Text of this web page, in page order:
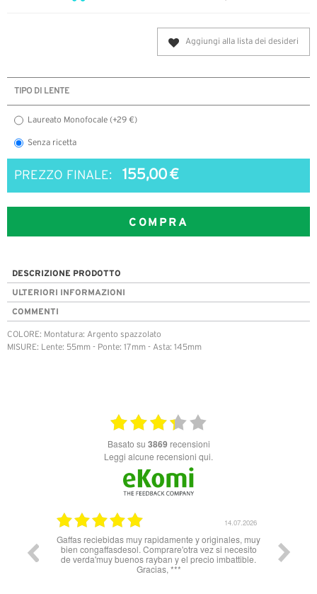
Aggiungi alla lista dei desideri
TIPO DI LENTE
Laureato Monofocale (+29 €)
Senza ricetta
PREZZO FINALE: 155,00 €
COMPRA
DESCRIZIONE PRODOTTO
ULTERIORI INFORMAZIONI
COMMENTI
COLORE: Montatura: Argento spazzolato
MISURE: Lente: 55mm - Ponte: 17mm - Asta: 145mm
basato su 3869 recensioni
Leggi alcune recensioni qui.
14.07.2026
y originales, muy
vez si necesito
y el precio imbattible.
Nn solo super celeri nelle informazioni ma
soprattutto servizio e spedizione impeccabili!
Spagna all’Italia in 3 gg lavorativi! Bravi e